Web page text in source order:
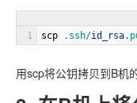
1 scp .ssh/id_rsa
用scp将公钥拷贝到B机